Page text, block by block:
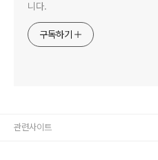
니다.
구독하기
관련사이트